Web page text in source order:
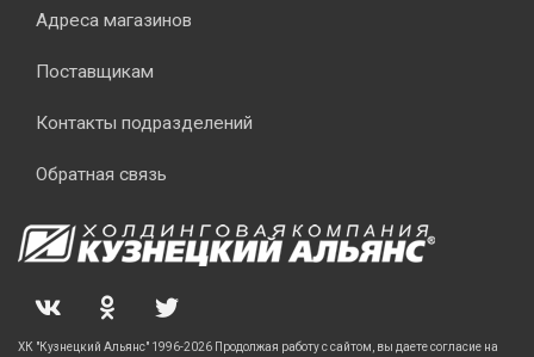
Адреса магазинов
Поставщикам
Контакты подразделений
Обратная связь
ХК "Кузнецкий Альянс" 1996-2026 Продолжая работу с сайтом, вы даете согласие на